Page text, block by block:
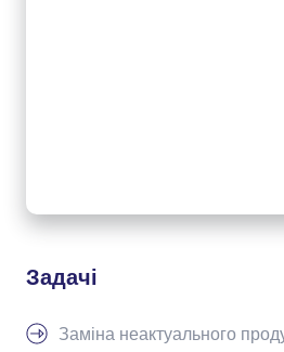
Задачі
Заміна неактуального